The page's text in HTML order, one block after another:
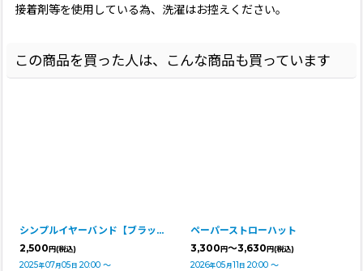
接着剤等を使用している為、洗濯はお控えください。
この商品を買った人は、こんな商品も買っています
シンプルイヤーバンド【ブラック・Ｍサイズ】
2,500円(税込)
2025年07月05 日 20:00 ～
ペーパーストローハット
3,300円～3,630円(税込)
2026年05 月11 日 20:00 ～